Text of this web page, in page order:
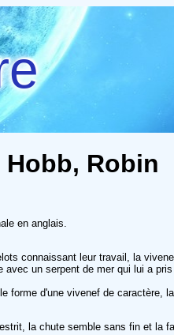
Robin
en anglais.
connaissant leur travail, la
un serpent de mer qui lui a
forme d'une vivenef de caractère,
la chute semble sans fin et la